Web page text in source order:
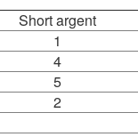
Short argent
1
4
5
2